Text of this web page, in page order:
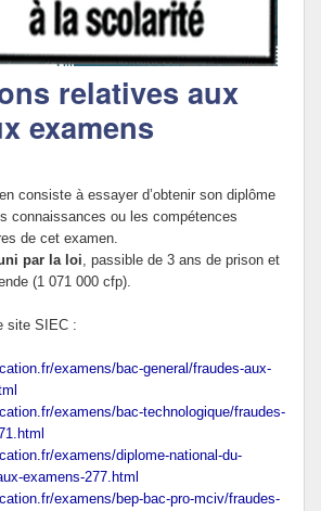
relatives aux
examens
consiste à essayer d’obtenir son diplôme
connaissances ou les compétences
de cet examen.
par la loi, passible de 3 ans de prison et
(1 071 000 cfp).
site SIEC :
examens/bac-general/fraudes-aux-
examens/bac-technologique/fraudes-
examens/diplome-national-du-
examens-277.html
examens/bep-bac-pro-mciv/fraudes-